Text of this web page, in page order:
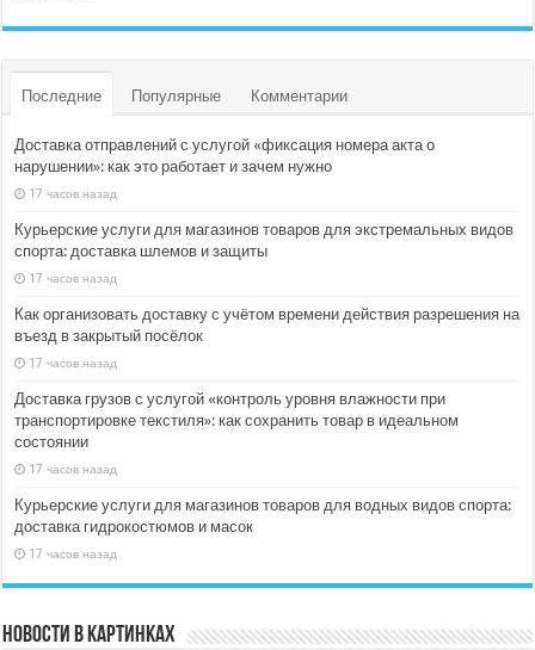
Последние Популярные Комментарии
Доставка отправлений с услугой «фиксация номера акта о
нарушении»: как это работает и зачем нужно
17 часов назад
Курьерские услуги для магазинов товаров для экстремальных видов
спорта: доставка шлемов и защиты
17 часов назад
Как организовать доставку с учётом времени действия разрешения на
въезд в закрытый посёлок
17 часов назад
Доставка грузов с услугой «контроль уровня влажности при
транспортировке текстиля»: как сохранить товар в идеальном
состоянии
17 часов назад
Курьерские услуги для магазинов товаров для водных видов спорта:
доставка гидрокостюмов и масок
17 часов назад
Новости в картинках